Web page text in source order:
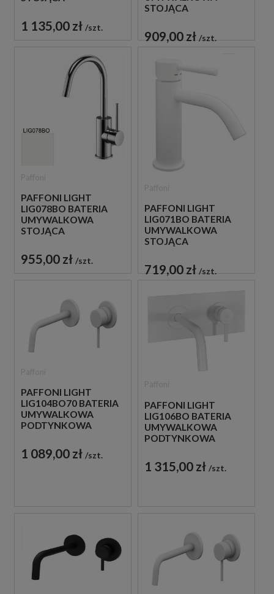
BIAŁA
1 135,00 zł szt.
STOJĄCA
BIAŁA
909,00 zł szt.
PAFFONI LIGHT
LIG078BO BATERIA
UMYWALKOWA
STOJĄCA
BIAŁA
955,00 zł szt.
PAFFONI LIGHT
LIG071BO BATERIA
UMYWALKOWA
STOJĄCA
BIAŁA
719,00 zł szt.
PAFFONI LIGHT
LIG104BO70 BATERIA
UMYWALKOWA
PODTYNKOWA
BIAŁA
1 089,00 zł szt.
PAFFONI LIGHT
LIG106BO BATERIA
UMYWALKOWA
PODTYNKOWA
BIAŁA
1 315,00 zł szt.